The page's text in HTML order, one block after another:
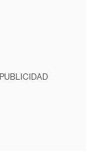
PUBLICIDAD